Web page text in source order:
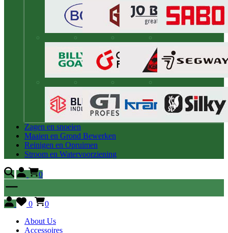
Zagen en snoeien
Maaien en Grond Bewerken
Reinigen en Opruimen
Stroom en Watervoorziening
0
0
0
About Us
Accessoires